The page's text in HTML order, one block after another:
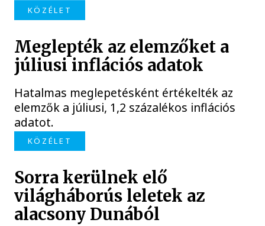
KÖZÉLET
Meglepték az elemzőket a
júliusi inflációs adatok
Hatalmas meglepetésként értékelték az
elemzők a júliusi, 1,2 százalékos inflációs
adatot.
KÖZÉLET
Sorra kerülnek elő
világháborús leletek az
alacsony Dunából